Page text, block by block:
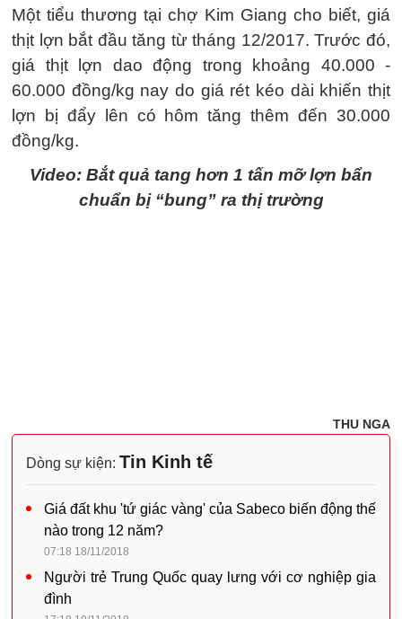
Một tiểu thương tại chợ Kim Giang cho biết, giá
thịt lợn bắt đầu tăng từ tháng 12/2017. Trước đó,
giá thịt lợn dao động trong khoảng 40.000 -
60.000 đồng/kg nay do giá rét kéo dài khiến thịt
lợn bị đẩy lên có hôm tăng thêm đến 30.000
đồng/kg.
Video: Bắt quả tang hơn 1 tấn mỡ lợn bẩn
chuẩn bị “bung” ra thị trường
THU NGA
Dòng sự kiện: Tin Kinh tế
Giá đất khu 'tứ giác vàng' của Sabeco biến động thế
nào trong 12 năm?
07:18 18/11/2018
Người trẻ Trung Quốc quay lưng với cơ nghiệp gia
đình